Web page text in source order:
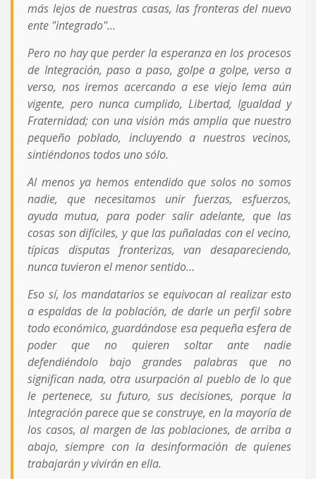
más lejos de nuestras casas, las fronteras del nuevo
ente "integrado"…
Pero no hay que perder la esperanza en los procesos
de Integración, paso a paso, golpe a golpe, verso a
verso, nos iremos acercando a ese viejo lema aún
vigente, pero nunca cumplido, Libertad, Igualdad y
Fraternidad; con una visión más amplia que nuestro
pequeño poblado, incluyendo a nuestros vecinos,
sintiéndonos todos uno sólo.
Al menos ya hemos entendido que solos no somos
nadie, que necesitamos unir fuerzas, esfuerzos,
ayuda mutua, para poder salir adelante, que las
cosas son difíciles, y que las puñaladas con el vecino,
típicas disputas fronterizas, van desapareciendo,
nunca tuvieron el menor sentido…
Eso sí, los mandatarios se equivocan al realizar esto
a espaldas de la población, de darle un perfil sobre
todo económico, guardándose esa pequeña esfera de
poder que no quieren soltar ante nadie
defendiéndolo bajo grandes palabras que no
significan nada, otra usurpación al pueblo de lo que
le pertenece, su futuro, sus decisiones, porque la
Integración parece que se construye, en la mayoría de
los casos, al margen de las poblaciones, de arriba a
abajo, siempre con la desinformación de quienes
trabajarán y vivirán en ella.